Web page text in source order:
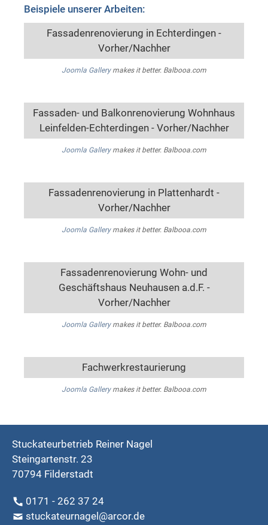
Beispiele unserer Arbeiten:
Fassadenrenovierung in Echterdingen -
Vorher/Nachher
Joomla Gallerymakes it better. Balbooa.com
Fassaden- und Balkonrenovierung Wohnhaus
Leinfelden-Echterdingen - Vorher/Nachher
Joomla Gallerymakes it better. Balbooa.com
Fassadenrenovierung in Plattenhardt -
Vorher/Nachher
Joomla Gallerymakes it better. Balbooa.com
Fassadenrenovierung Wohn- und
Geschäftshaus Neuhausen a.d.F. -
Vorher/Nachher
Joomla Gallerymakes it better. Balbooa.com
Fachwerkrestaurierung
Joomla Gallerymakes it better. Balbooa.com
Stuckateurbetrieb Reiner Nagel
Steingartenstr. 23
70794 Filderstadt
0171 - 262 37 24
stuckateurnagel@arcor.de